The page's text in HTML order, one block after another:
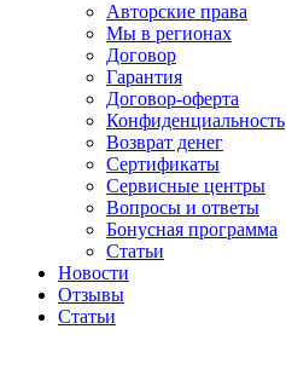
Авторские права
Мы в регионах
Договор
Гарантия
Договор-оферта
Конфиденциальность
Возврат денег
Сертификаты
Сервисные центры
Вопросы и ответы
Бонусная программа
Статьи
Новости
Отзывы
Статьи